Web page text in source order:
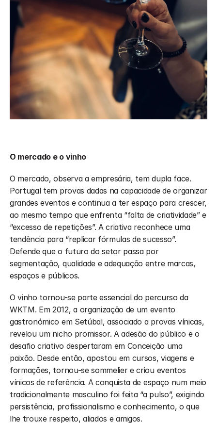
O mercado e o vinho
O mercado, observa a empresária, tem dupla face.
Portugal tem provas dadas na capacidade de organizar
grandes eventos e continua a ter espaço para crescer,
ao mesmo tempo que enfrenta “falta de criatividade” e
“excesso de repetições”. A criativa reconhece uma
tendência para “replicar fórmulas de sucesso”.
Defende que o futuro do setor passa por
segmentação, qualidade e adequação entre marcas,
espaços e públicos.
O vinho tornou-se parte essencial do percurso da
WKTM. Em 2012, a organização de um evento
gastronómico em Setúbal, associado a provas vínicas,
revelou um nicho promissor. A adesão do público e o
desafio criativo despertaram em Conceição uma
paixão. Desde então, apostou em cursos, viagens e
formações, tornou-se sommelier e criou eventos
vínicos de referência. A conquista de espaço num meio
tradicionalmente masculino foi feita “a pulso”, exigindo
persistência, profissionalismo e conhecimento, o que
lhe trouxe respeito, aliados e amigos.